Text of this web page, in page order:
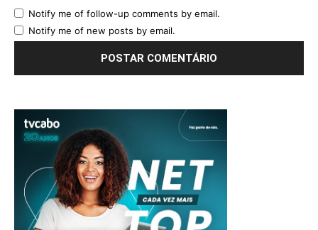
Notify me of follow-up comments by email.
Notify me of new posts by email.